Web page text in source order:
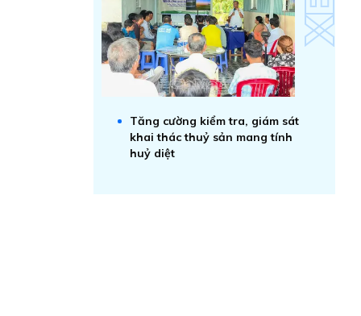
Tăng cường kiểm tra, giám sát
khai thác thuỷ sản mang tính
huỷ diệt